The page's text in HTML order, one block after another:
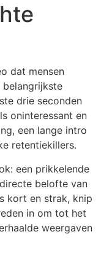
dat mensen
drie seconden
oninteressant en
een lange intro
retentiekillers.
een prikkelende
belofte van
kort en strak, knip
in om tot het
weergaven